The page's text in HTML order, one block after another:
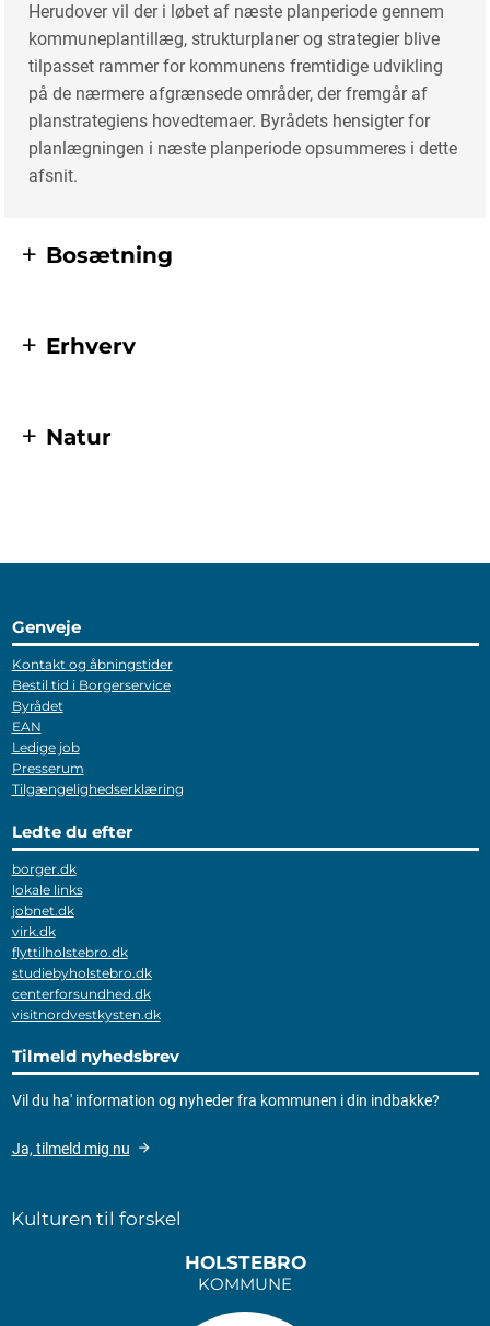
Herudover vil der i løbet af næste planperiode gennem
kommuneplantillæg, strukturplaner og strategier blive
tilpasset rammer for kommunens fremtidige udvikling
på de nærmere afgrænsede områder, der fremgår af
planstrategiens hovedtemaer. Byrådets hensigter for
planlægningen i næste planperiode opsummeres i dette
afsnit.
Bosætning
Erhverv
Natur
Genveje
Kontakt og åbningstider
Bestil tid i Borgerservice
Byrådet
EAN
Ledige job
Presserum
Tilgængelighedserklæring
Ledte du efter
borger.dk
lokale links
jobnet.dk
virk.dk
flyttilholstebro.dk
studiebyholstebro.dk
centerforsundhed.dk
visitnordvestkysten.dk
Tilmeld nyhedsbrev
Vil du ha' information og nyheder fra kommunen i din indbakke?
Ja, tilmeld mig nu
Kulturen til forskel
HOLSTEBRO
KOMMUNE